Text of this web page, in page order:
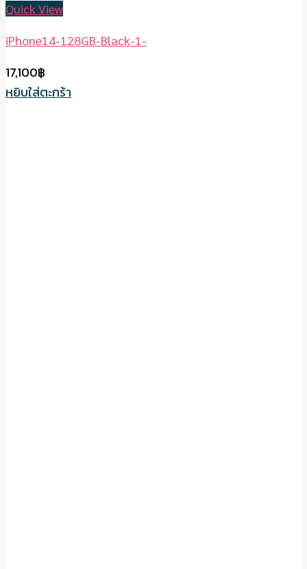
Quick View
iPhone14-128GB-Black-1-
17,100฿
หยิบใส่ตะกร้า